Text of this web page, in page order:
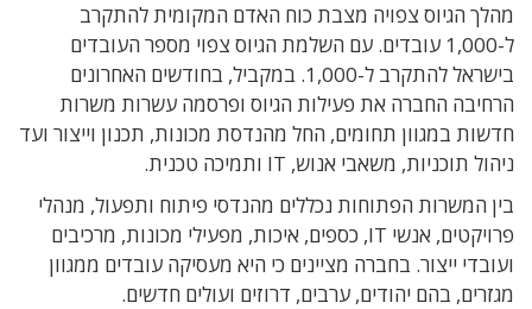
מהלך הגיוס צפויה מצבת כוח האדם המקומית להתקרב
ל-1,000 עובדים. עם השלמת הגיוס צפוי מספר העובדים
בישראל להתקרב ל-1,000. במקביל, בחודשים האחרונים
הרחיבה החברה את פעילות הגיוס ופרסמה עשרות משרות
חדשות במגוון תחומים, החל מהנדסת מכונות, תכנון וייצור ועד
ניהול תוכניות, משאבי אנוש, IT ותמיכה טכנית.
בין המשרות הפתוחות נכללים מהנדסי פיתוח ותפעול, מנהלי
פרויקטים, אנשי IT, כספים, איכות, מפעילי מכונות, מרכיבים
ועובדי ייצור. בחברה מציינים כי היא מעסיקה עובדים ממגוון
מגזרים, בהם יהודים, ערבים, דרוזים ועולים חדשים.